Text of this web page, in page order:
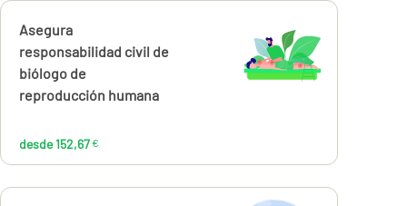
Calcúlalo ahora
Asegura
responsabilidad civil de
biólogo de
reproducción humana
desde 152,67 €
152,67€